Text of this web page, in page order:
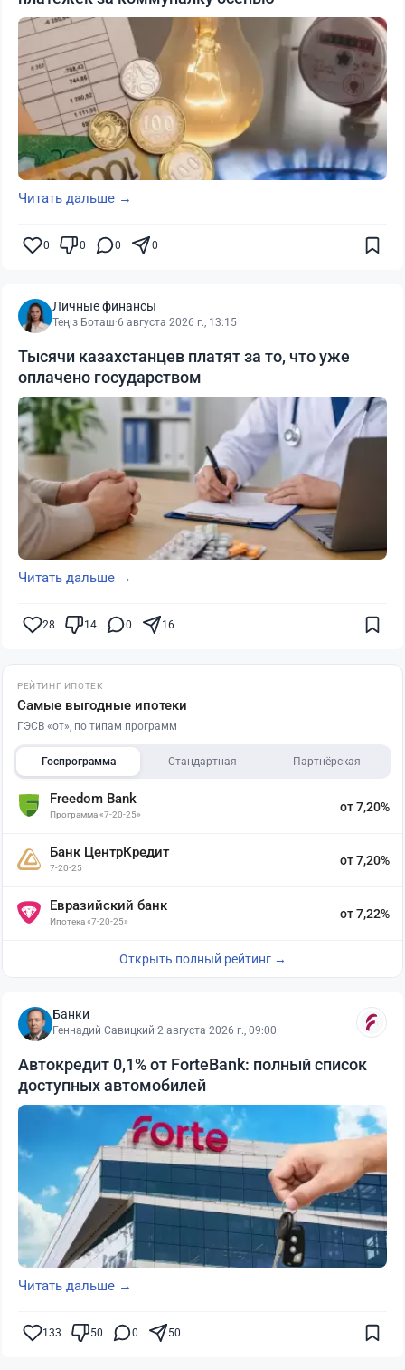
Читать дальше →
0 0 0 0
Личные финансы
Теңіз Боташ·6 августа 2026 г., 13:15
Тысячи казахстанцев платят за то, что уже
оплачено государством
Читать дальше →
28 14 0 16
РЕЙТИНГ ИПОТЕК
Самые выгодные ипотеки
ГЭСВ «от», по типам программ
Госпрограмма Стандартная Партнёрская
Freedom Bank
Программа «7-20-25»
от 7,20%
Банк ЦентрКредит
7-20-25
от 7,20%
Евразийский банк
Ипотека «7-20-25»
от 7,22%
Открыть полный рейтинг →
Банки
Геннадий Савицкий·2 августа 2026 г., 09:00
Автокредит 0,1% от ForteBank: полный список
доступных автомобилей
Читать дальше →
133 50 0 50